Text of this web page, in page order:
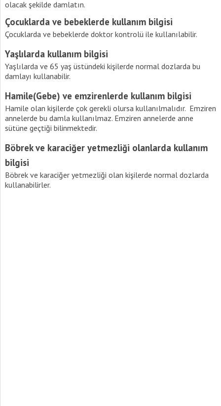
olacak şekilde damlatın.
Çocuklarda ve bebeklerde kullanım bilgisi
Çocuklarda ve bebeklerde doktor kontrolü ile kullanılabilir.
Yaşlılarda kullanım bilgisi
Yaşlılarda ve 65 yaş üstündeki kişilerde normal dozlarda bu
damlayı kullanabilir.
Hamile(Gebe) ve emzirenlerde kullanım bilgisi
Hamile olan kişilerde çok gerekli olursa kullanılmalıdır. Emziren
annelerde bu damla kullanılmaz. Emziren annelerde anne
sütüne geçtiği bilinmektedir.
Böbrek ve karaciğer yetmezliği olanlarda kullanım
bilgisi
Böbrek ve karaciğer yetmezliği olan kişilerde normal dozlarda
kullanabilirler.